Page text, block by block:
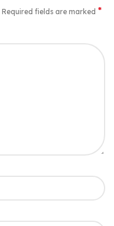
Required fields are marked *